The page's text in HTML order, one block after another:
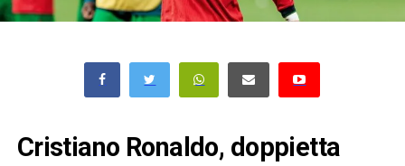
Cristiano Ronaldo, doppietta